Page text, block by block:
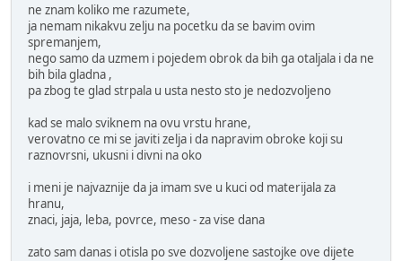
ne znam koliko me razumete,
ja nemam nikakvu zelju na pocetku da se bavim ovim
spremanjem,
nego samo da uzmem i pojedem obrok da bih ga otaljala i da ne
bih bila gladna ,
pa zbog te glad strpala u usta nesto sto je nedozvoljeno
kad se malo sviknem na ovu vrstu hrane,
verovatno ce mi se javiti zelja i da napravim obroke koji su
raznovrsni, ukusni i divni na oko
i meni je najvaznije da ja imam sve u kuci od materijala za
hranu,
znaci, jaja, leba, povrce, meso - za vise dana
zato sam danas i otisla po sve dozvoljene sastojke ove dijete